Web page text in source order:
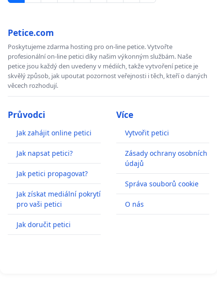
Petice.com
Poskytujeme zdarma hosting pro on-line petice. Vytvořte
profesionální on-line petici díky našim výkonným službám. Naše
petice jsou každý den uvedeny v médiích, takže vytvoření petice je
skvělý způsob, jak upoutat pozornost veřejnosti i těch, kteří o daných
věcech rozhodují.
Průvodci
Jak zahájit online petici
Jak napsat petici?
Jak petici propagovat?
Jak získat mediální pokrytí
pro vaši petici
Jak doručit petici
Více
Vytvořit petici
Zásady ochrany osobních
údajů
Správa souborů cookie
O nás